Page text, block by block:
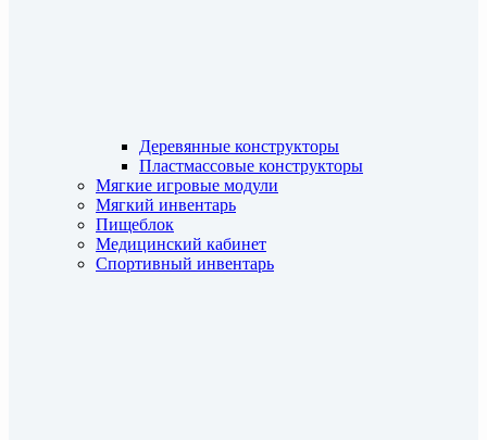
Деревянные конструкторы
Пластмассовые конструкторы
Мягкие игровые модули
Мягкий инвентарь
Пищеблок
Медицинский кабинет
Спортивный инвентарь